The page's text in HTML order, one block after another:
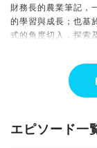
財務長的農業筆記，
的學習與成長；也基
式的角度切入，探索
關於向天歌的故事：
財務長的農業筆記FB
‣ 第五屆百大青農
エピソード一